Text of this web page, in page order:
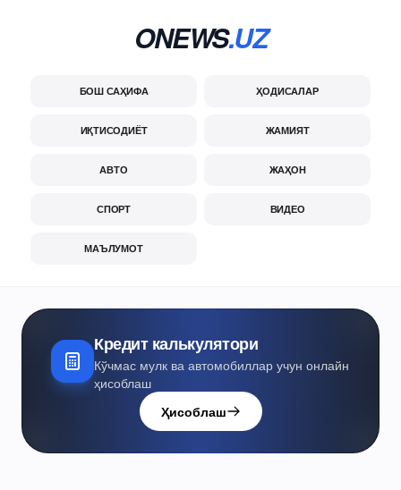
ONEWS.UZ
БОШ САҲИФА ҲОДИСАЛАР
ИҚТИСОДИЁТ ЖАМИЯТ
АВТО ЖАҲОН
СПОРТ ВИДЕО
МАЪЛУМОТ
Кредит калькулятори
Кўчмас мулк ва автомобиллар учун онлайн
ҳисоблаш
Ҳисоблаш